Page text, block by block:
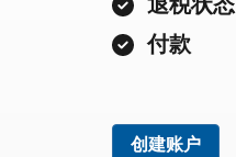
付款
创建账户